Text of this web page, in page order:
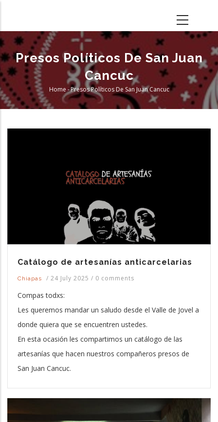
main
content
Presos Políticos De San Juan
Cancuc
Breadcrumb
Home -Presos Políticos De San Juan Cancuc
Catálogo de artesanías anticarcelarias
Chiapas / 24 July 2025 / 0 comments
Compas todxs:
Les queremos mandar un saludo desde el Valle de Jovel a
donde quiera que se encuentren ustedes.
En esta ocasión les compartimos un catálogo de las
artesanías que hacen nuestros compañeros presos de
San Juan Cancuc.